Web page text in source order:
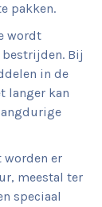
pakken.
wordt
Bij
in de
langer kan
worden er
meestal ter
speciaal